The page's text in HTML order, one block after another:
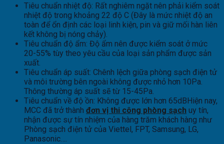
Tiêu chuẩn nhiệt độ: Rất nghiêm ngặt nên phải kiểm soát
nhiệt độ trong khoảng 22 độ C (Đây là mức nhiệt độ an
toàn để ổn định các loại linh kiện, pin và giữ mối hàn liên
kết không bị nóng chảy).
Tiêu chuẩn độ ẩm: Độ ẩm nên được kiểm soát ở mức
20-55% tùy theo yêu cầu của loại sản phẩm được sản
xuất.
Tiêu chuẩn áp suất: Chênh lệch giữa phòng sạch điện tử
và môi trường bên ngoài không được nhỏ hơn 10Pa.
Thông thường áp suất sẽ từ 15-45Pa.
Tiêu chuẩn về độ ồn: Không được lớn hơn 65dBHiện nay,
MCC đã trở thành đơn vị thi công phòng sạch uy tín,
nhận được sự tín nhiệm của hàng trăm khách hàng như
Phòng sạch điện tử của Viettel, FPT, Samsung, LG,
Panasonic….